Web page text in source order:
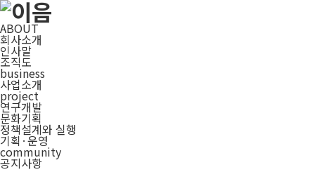
ABOUT
회사소개
인사말
조직도
business
사업소개
project
연구개발
문화기획
정책설계와 실행
기획·운영
community
공지사항